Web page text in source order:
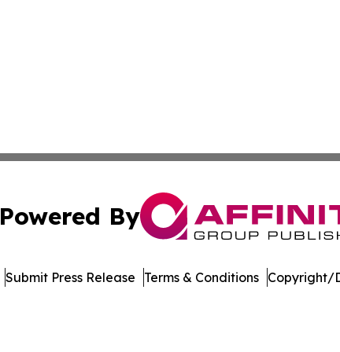
Powered By
Submit Press Release Terms & Conditions Copyright/